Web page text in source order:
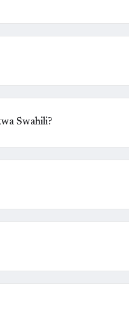
Swahili?